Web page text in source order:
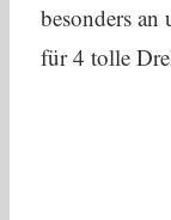
besonders an
für 4 tolle